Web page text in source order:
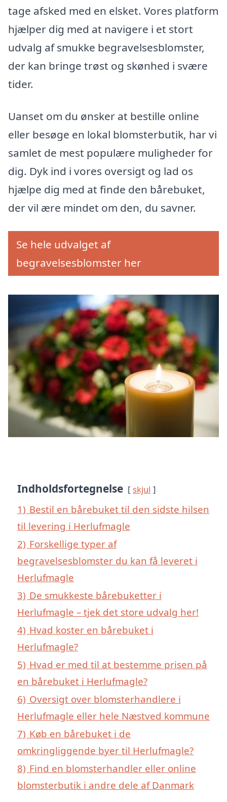
tage afsked med en elsket. Vores platform
hjælper dig med at navigere i et stort
udvalg af smukke begravelsesblomster,
der kan bringe trøst og skønhed i svære
tider.
Uanset om du ønsker at bestille online
eller besøge en lokal blomsterbutik, har vi
samlet de mest populære muligheder for
dig. Dyk ind i vores oversigt og lad os
hjælpe dig med at finde den bårebuket,
der vil ære mindet om den, du savner.
Se hele udvalget af
begravelsesblomster her
Indholdsfortegnelse skjul
1) Bestil en bårebuket til den sidste hilsen
til levering i Herlufmagle
2) Forskellige typer af
begravelsesblomster du kan få leveret i
Herlufmagle
3) De smukkeste bårebuketter i
Herlufmagle – tjek det store udvalg her!
4) Hvad koster en bårebuket i
Herlufmagle?
5) Hvad er med til at bestemme prisen på
en bårebuket i Herlufmagle?
6) Oversigt over blomsterhandlere i
Herlufmagle eller hele Næstved kommune
7) Køb en bårebuket i de
omkringliggende byer til Herlufmagle?
8) Find en blomsterhandler eller online
blomsterbutik i andre dele af Danmark